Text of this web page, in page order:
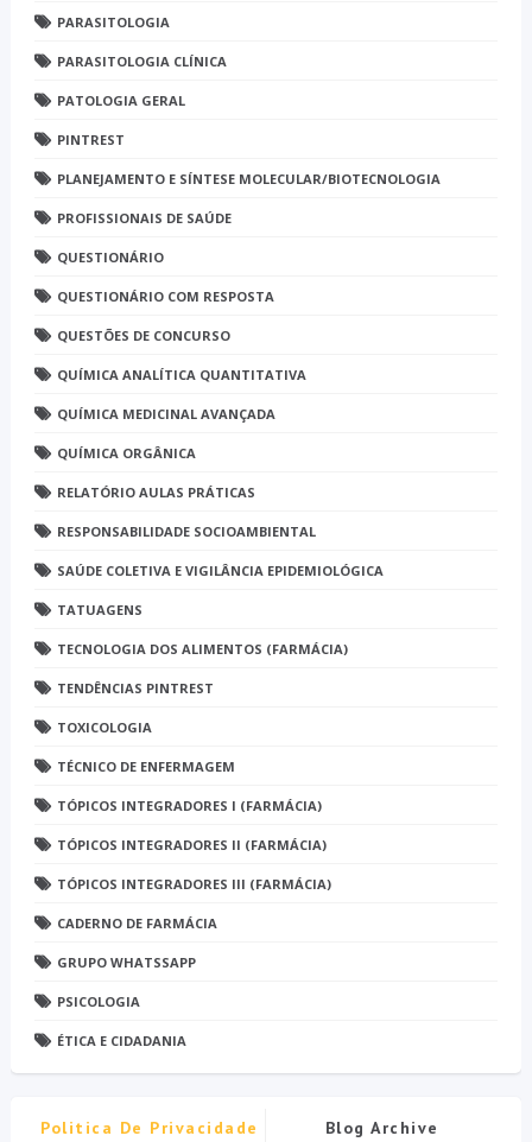
PARASITOLOGIA
PARASITOLOGIA CLÍNICA
PATOLOGIA GERAL
PINTREST
PLANEJAMENTO E SÍNTESE MOLECULAR/BIOTECNOLOGIA
PROFISSIONAIS DE SAÚDE
QUESTIONÁRIO
QUESTIONÁRIO COM RESPOSTA
QUESTÕES DE CONCURSO
QUÍMICA ANALÍTICA QUANTITATIVA
QUÍMICA MEDICINAL AVANÇADA
QUÍMICA ORGÂNICA
RELATÓRIO AULAS PRÁTICAS
RESPONSABILIDADE SOCIOAMBIENTAL
SAÚDE COLETIVA E VIGILÂNCIA EPIDEMIOLÓGICA
TATUAGENS
TECNOLOGIA DOS ALIMENTOS (FARMÁCIA)
TENDÊNCIAS PINTREST
TOXICOLOGIA
TÉCNICO DE ENFERMAGEM
TÓPICOS INTEGRADORES I (FARMÁCIA)
TÓPICOS INTEGRADORES II (FARMÁCIA)
TÓPICOS INTEGRADORES III (FARMÁCIA)
CADERNO DE FARMÁCIA
GRUPO WHATSSAPP
PSICOLOGIA
ÉTICA E CIDADANIA
Politica De Privacidade Blog Archive